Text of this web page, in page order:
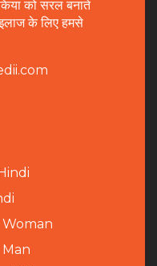
को सरल बनाते
के लिए हमसे